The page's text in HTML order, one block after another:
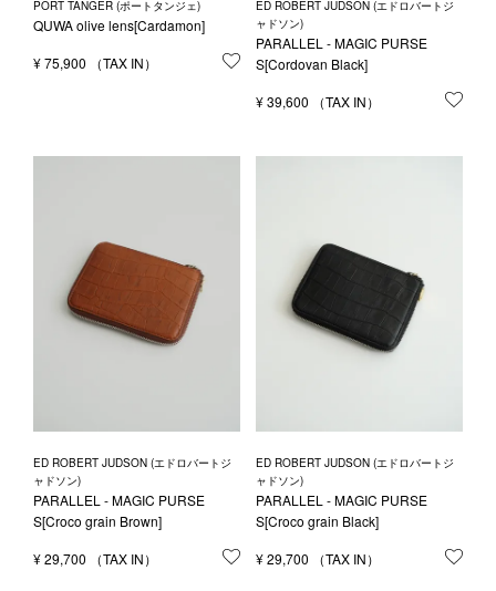
PORT TANGER (ポートタンジェ)
QUWA olive lens[Cardamon]
¥75,900 お気に入りに登録する
ED ROBERT JUDSON (エドロバートジ
ャドソン)
PARALLEL - MAGIC PURSE
S[Cordovan Black]
¥39,600
ED ROBERT JUDSON (エドロバートジ
ャドソン)
PARALLEL - MAGIC PURSE
S[Croco grain Brown]
¥29,700 お気に入りに登録する
ED ROBERT JUDSON (エドロバートジ
ャドソン)
PARALLEL - MAGIC PURSE
S[Croco grain Black]
¥29,700